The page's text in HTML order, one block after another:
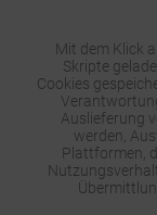
Mit dem Klick
Skripte
Cookies
Auslieferung
werden,
Plattformen,